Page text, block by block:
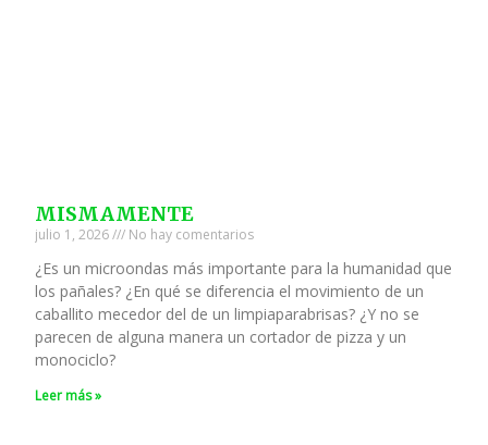
MISMAMENTE
julio 1, 2026 No hay comentarios
¿Es un microondas más importante para la humanidad que
los pañales? ¿En qué se diferencia el movimiento de un
caballito mecedor del de un limpiaparabrisas? ¿Y no se
parecen de alguna manera un cortador de pizza y un
monociclo?
Leer más »